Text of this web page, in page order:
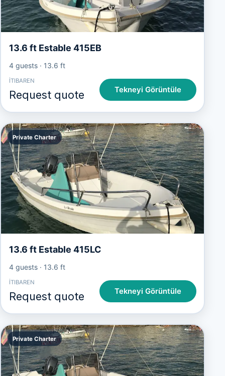
13.6 ft Estable 415EB
4 guests· 13.6 ft
İTIBAREN
Request quote Tekneyi Görüntüle
Private Charter
13.6 ft Estable 415LC
4 guests· 13.6 ft
İTIBAREN
Request quote Tekneyi Görüntüle
Private Charter